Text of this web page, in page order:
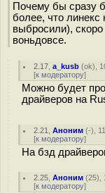
Почему бы сразу
более, что
выбросили),
воньдовсе.
2.17 ,a_kusb (ok),
[к модератору]
Можно будет
драйверов на
2.21 ,Аноним (-),
[к модератору]
На бзд
2.25 ,Аноним (25),
[к модератору]